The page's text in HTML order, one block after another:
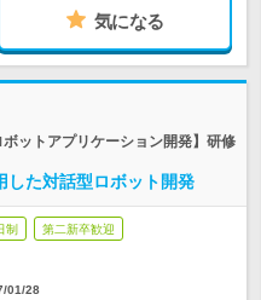
気になる
ットアプリケーション開発】研修
た対話型ロボット開発
制 第二新卒歓迎
01/28